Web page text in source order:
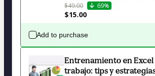
$49.00
69%
$15.00
Add to purchase
Entrenamiento en Excel
trabajo: tips y estrategias